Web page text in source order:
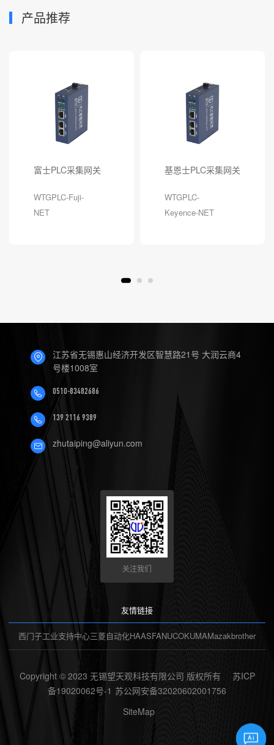
产品推荐
富士PLC采集网关
WTGPLC-Fuji-
NET
基恩士PLC采集网关
WTGPLC-
Keyence-NET
江苏省无锡惠山经济开发区智慧路21号 大润云商4
号楼1008室
0510-83482686
139 2116 9389
zhutaiping@aliyun.com
关注我们
友情链接
西门子工业支持中心三菱自动化HAASFANUCOKUMAMazakbrother
Copyright © 2023 无锡望天观科技有限公司 版权所有
苏ICP
备19020062号-1 苏公网安备32020602001756
SiteMap
Ai